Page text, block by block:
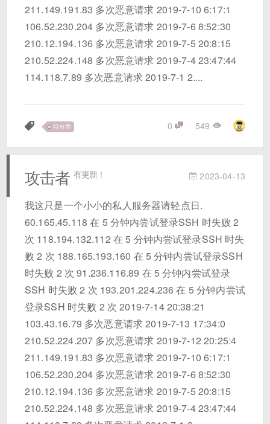
211.149.191.83 多次恶意请求 2019-7-10 6:17:1
106.52.230.204 多次恶意请求 2019-7-6 8:52:30
210.12.194.136 多次恶意请求 2019-7-5 20:8:15
210.52.224.148 多次恶意请求 2019-7-4 23:47:44
114.118.7.89 多次恶意请求 2019-7-1 2....
待分类 0 549
攻击者 有更新！ 2023-04-13
我这只是一个小小的私人服务器请轻点日.
60.165.45.118 在 5 分钟内尝试登录SSH 时失败 2
次 118.194.132.112 在 5 分钟内尝试登录SSH 时失
败 2 次 188.165.193.160 在 5 分钟内尝试登录SSH
时失败 2 次 91.236.116.89 在 5 分钟内尝试登录
SSH 时失败 2 次 193.201.224.236 在 5 分钟内尝试
登录SSH 时失败 2 次 2019-7-14 20:38:21
103.43.16.79 多次恶意请求 2019-7-13 17:34:0
210.52.224.207 多次恶意请求 2019-7-12 20:25:4
211.149.191.83 多次恶意请求 2019-7-10 6:17:1
106.52.230.204 多次恶意请求 2019-7-6 8:52:30
210.12.194.136 多次恶意请求 2019-7-5 20:8:15
210.52.224.148 多次恶意请求 2019-7-4 23:47:44